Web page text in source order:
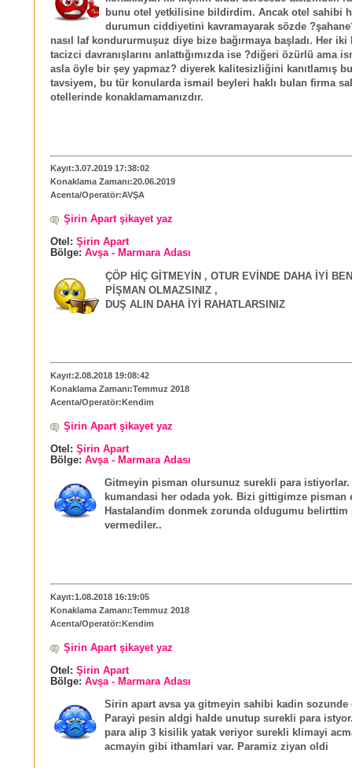
bunu otel yetkilisine bildirdim. Ancak otel sahibi
durumun ciddiyetini kavramayarak sözde
nasıl laf kondururmuşuz diye bize bağırmaya başladı. Her
tacizci davranışlarını anlattığımızda ise ?diğeri özürlü ama
asla öyle bir şey yapmaz? diyerek kalitesizliğini kanıtlamış
tavsiyem, bu tür konularda ismail beyleri haklı bulan firma
otellerinde konaklamamanızdır.
Kayıt:3.07.2019 17:38:02
Konaklama Zamanı:20.06.2019
Acenta/Operatör:AVŞA
Şirin Apart şikayet yaz
Otel: Şirin Apart
Bölge: Avşa - Marmara Adası
ÇÖP HİÇ GİTMEYİN , OTUR EVİNDE DAHA İYİ
PİŞMAN OLMAZSINIZ ,
DUŞ ALIN DAHA İYİ RAHATLARSINIZ
Kayıt:2.08.2018 19:08:42
Konaklama Zamanı:Temmuz 2018
Acenta/Operatör:Kendim
Şirin Apart şikayet yaz
Otel: Şirin Apart
Bölge: Avşa - Marmara Adası
Gitmeyin pisman olursunuz surekli para istiyorlar.
kumandasi her odada yok. Bizi gittigimze pisman
Hastalandim donmek zorunda oldugumu belirttim
vermediler..
Kayıt:1.08.2018 16:19:05
Konaklama Zamanı:Temmuz 2018
Acenta/Operatör:Kendim
Şirin Apart şikayet yaz
Otel: Şirin Apart
Bölge: Avşa - Marmara Adası
Sirin apart avsa ya gitmeyin sahibi kadin sozunde
Parayi pesin aldgi halde unutup surekli para
para alip 3 kisilik yatak veriyor surekli klimayi
acmayin gibi ithamlari var. Paramiz ziyan oldi